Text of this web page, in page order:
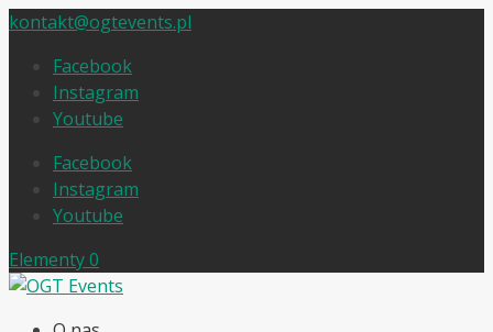
kontakt@ogtevents.pl
Facebook
Instagram
Youtube
Facebook
Instagram
Youtube
Elementy 0